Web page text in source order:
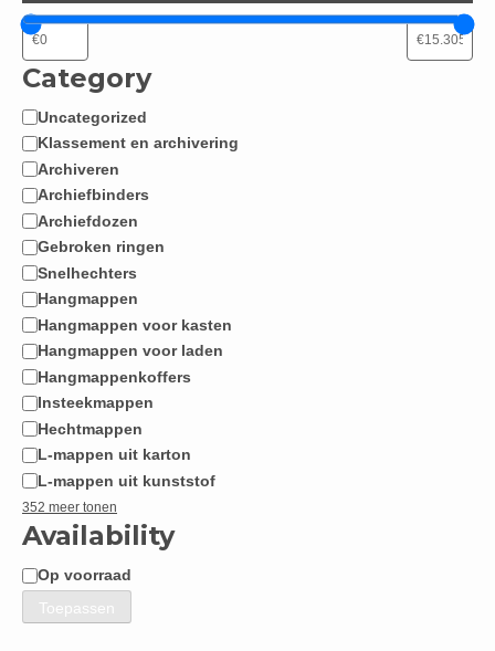
Category
Categorie
Uncategorized
Klassement en archivering
Archiveren
Archiefbinders
Archiefdozen
Gebroken ringen
Snelhechters
Hangmappen
Hangmappen voor kasten
Hangmappen voor laden
Hangmappenkoffers
Insteekmappen
Hechtmappen
L-mappen uit karton
L-mappen uit kunststof
352 meer tonen
Availability
Beschikbaarheid
Op voorraad
Toepassen